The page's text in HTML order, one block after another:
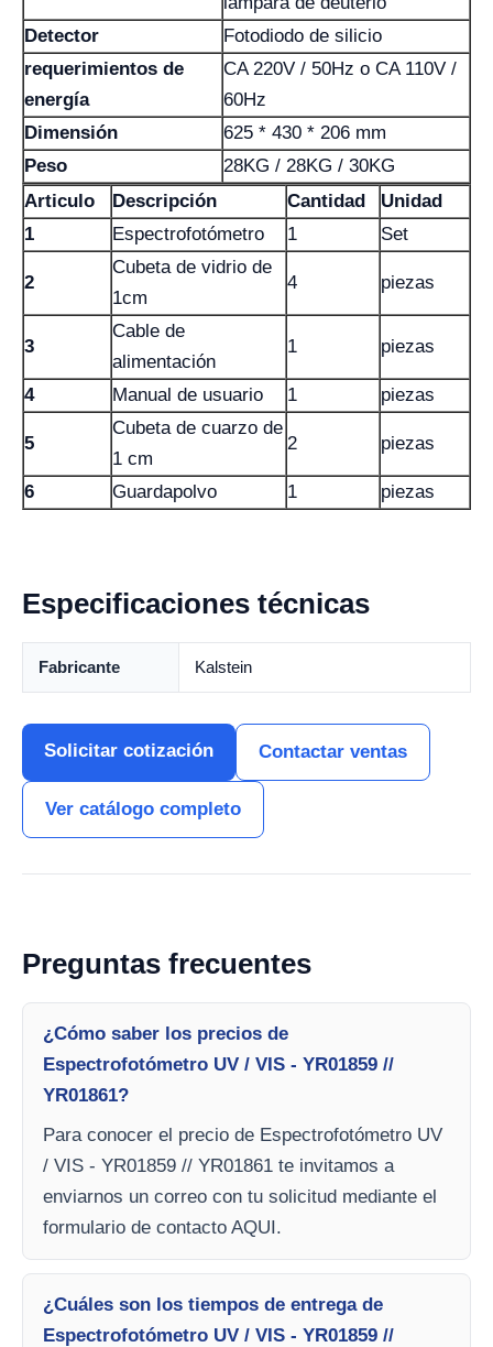
Detector
Fotodiodo de silicio
requerimientos de
energía
CA 220V / 50Hz o CA 110V /
60Hz
Dimensión
625 * 430 * 206 mm
Peso
28KG / 28KG / 30KG
Articulo
Descripción Cantidad
Unidad
1
Espectrofotómetro 1 Set
2
Cubeta de vidrio de
1cm
4 piezas
3
Cable de
alimentación
1 piezas
4 Manual de usuario 1 piezas
5
Cubeta de cuarzo de
1 cm
2 piezas
6 Guardapolvo 1 piezas
Especificaciones técnicas
Fabricante Kalstein
Solicitar cotización Contactar ventas
Ver catálogo completo
Preguntas frecuentes
¿Cómo saber los precios de
Espectrofotómetro UV / VIS - YR01859 //
YR01861?
Para conocer el precio de Espectrofotómetro UV
/ VIS - YR01859 // YR01861 te invitamos a
enviarnos un correo con tu solicitud mediante el
formulario de contacto AQUI.
¿Cuáles son los tiempos de entrega de
Espectrofotómetro UV / VIS - YR01859 //